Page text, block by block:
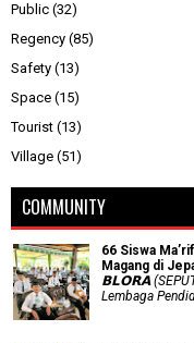
Public (32)
Regency (85)
Safety (13)
Space (15)
Tourist (13)
Village (51)
COMMUNITY
66 Siswa
Magang di
𝗕𝗟𝗢𝗥𝗔
Lembaga